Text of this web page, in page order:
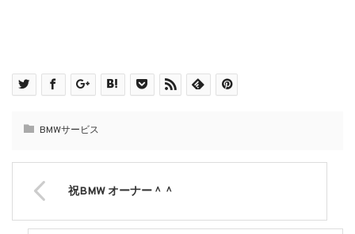
BMWサービス
祝BMW オーナー＾＾